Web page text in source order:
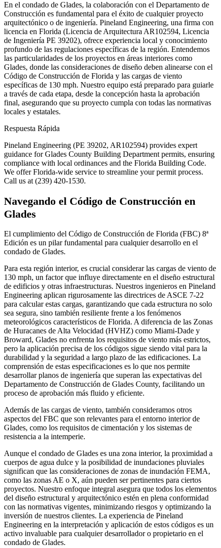
En el condado de Glades, la colaboración con el Departamento de
Construcción es fundamental para el éxito de cualquier proyecto
arquitectónico o de ingeniería. Pineland Engineering, una firma con
licencia en Florida (Licencia de Arquitectura AR102594, Licencia
de Ingeniería PE 39202), ofrece experiencia local y conocimiento
profundo de las regulaciones específicas de la región. Entendemos
las particularidades de los proyectos en áreas interiores como
Glades, donde las consideraciones de diseño deben alinearse con el
Código de Construcción de Florida y las cargas de viento
específicas de 130 mph. Nuestro equipo está preparado para guiarle
a través de cada etapa, desde la concepción hasta la aprobación
final, asegurando que su proyecto cumpla con todas las normativas
locales y estatales.
Respuesta Rápida
Pineland Engineering (PE 39202, AR102594) provides expert
guidance for Glades County Building Department permits, ensuring
compliance with local ordinances and the Florida Building Code.
We offer Florida-wide service to streamline your permit process.
Call us at (239) 420-1530.
Navegando el Código de Construcción en
Glades
El cumplimiento del Código de Construcción de Florida (FBC) 8ª
Edición es un pilar fundamental para cualquier desarrollo en el
condado de Glades.
Para esta región interior, es crucial considerar las cargas de viento de
130 mph, un factor que influye directamente en el diseño estructural
de edificios y otras infraestructuras. Nuestros ingenieros en Pineland
Engineering aplican rigurosamente las directrices de ASCE 7-22
para calcular estas cargas, garantizando que cada estructura no solo
sea segura, sino también resiliente frente a los fenómenos
meteorológicos característicos de Florida. A diferencia de las Zonas
de Huracanes de Alta Velocidad (HVHZ) como Miami-Dade y
Broward, Glades no enfrenta los requisitos de viento más estrictos,
pero la aplicación precisa de los códigos sigue siendo vital para la
durabilidad y la seguridad a largo plazo de las edificaciones. La
comprensión de estas especificaciones es lo que nos permite
desarrollar planos de ingeniería que superan las expectativas del
Departamento de Construcción de Glades County, facilitando un
proceso de aprobación más fluido y eficiente.
Además de las cargas de viento, también consideramos otros
aspectos del FBC que son relevantes para el entorno interior de
Glades, como los requisitos de cimentación y los sistemas de
resistencia a la intemperie.
Aunque el condado de Glades es una zona interior, la proximidad a
cuerpos de agua dulce y la posibilidad de inundaciones pluviales
significan que las consideraciones de zonas de inundación FEMA,
como las zonas AE o X, aún pueden ser pertinentes para ciertos
proyectos. Nuestro enfoque integral asegura que todos los elementos
del diseño estructural y arquitectónico estén en plena conformidad
con las normativas vigentes, minimizando riesgos y optimizando la
inversión de nuestros clientes. La experiencia de Pineland
Engineering en la interpretación y aplicación de estos códigos es un
activo invaluable para cualquier desarrollador o propietario en el
condado de Glades.